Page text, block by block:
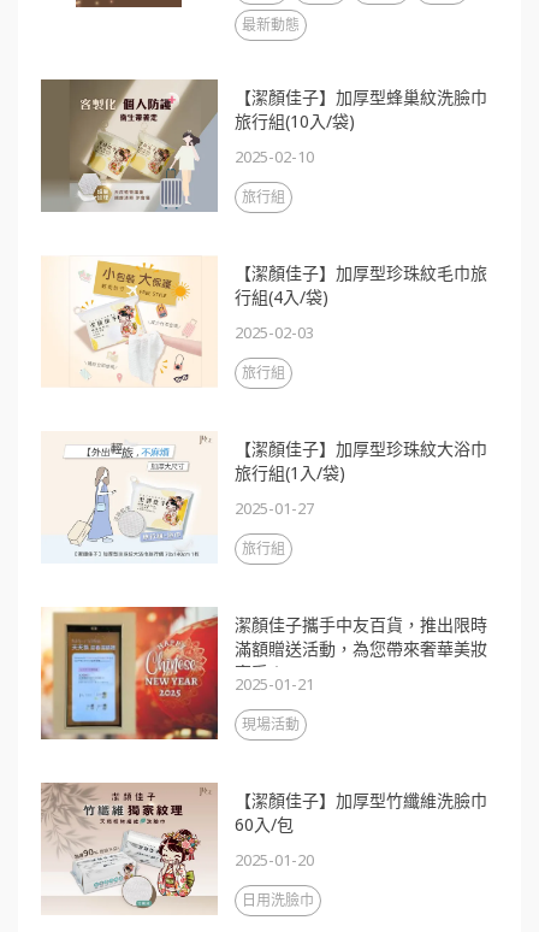
最新動態
【潔顏佳子】加厚型蜂巢紋洗臉巾
旅行組(10入/袋)
2025-02-10
旅行組
【潔顏佳子】加厚型珍珠紋毛巾旅
行組(4入/袋)
2025-02-03
旅行組
【潔顏佳子】加厚型珍珠紋大浴巾
旅行組(1入/袋)
2025-01-27
旅行組
潔顏佳子攜手中友百貨，推出限時
滿額贈送活動，為您帶來奢華美妝
享受！
2025-01-21
現場活動
【潔顏佳子】加厚型竹纖維洗臉巾
60入/包
2025-01-20
日用洗臉巾